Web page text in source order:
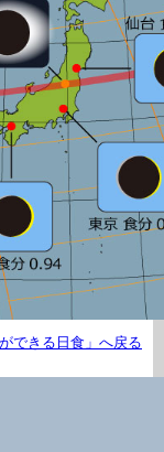
できる日食」へ戻る